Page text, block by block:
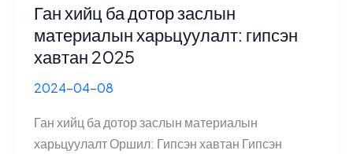
Ган хийц ба дотор заслын
материалын харьцуулалт: гипсэн
хавтан 2025
2024-04-08
Ган хийц ба дотор заслын материалын
харьцуулалт Оршил: Гипсэн хавтан Гипсэн